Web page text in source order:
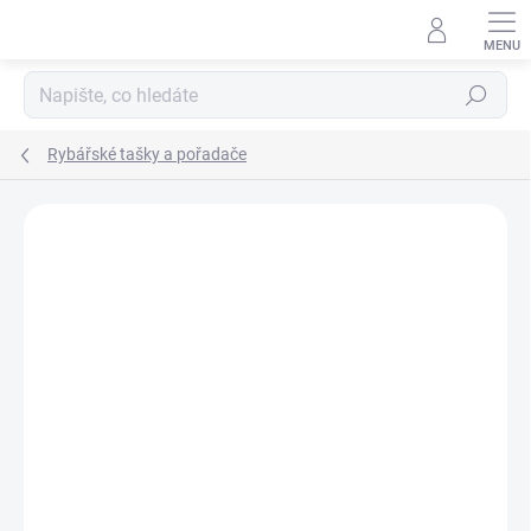
Hledat
Rybářské tašky a pořadače